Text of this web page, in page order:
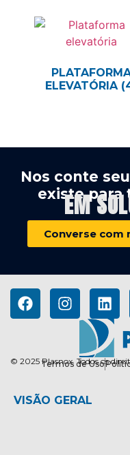
ELEVATÓRIA
Nos conte
existe para
EM
Converse com
© 2025 Plasnox. Todos os
Termos de Uso
VISÃO GERAL